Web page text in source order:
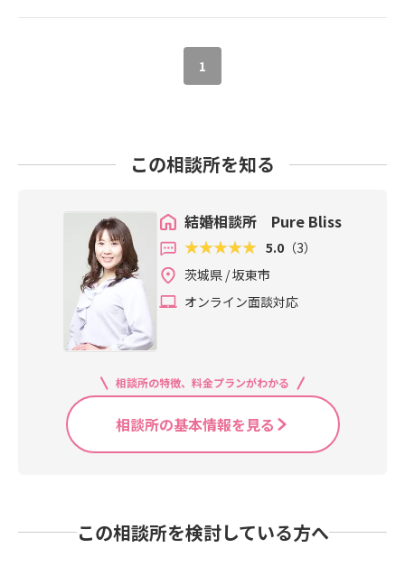
1
この相談所を知る
結婚相談所 Pure Bliss
5.0 （3）
茨城県 / 坂東市
オンライン面談対応
相談所の特徴、料金プランがわかる
相談所の基本情報を見る
この相談所を検討している方へ